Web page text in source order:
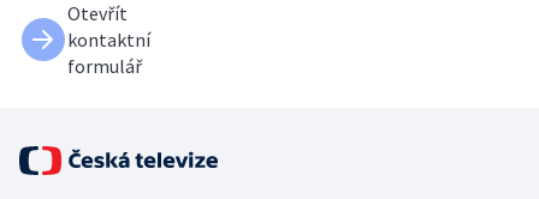
Otevřít
kontaktní
formulář